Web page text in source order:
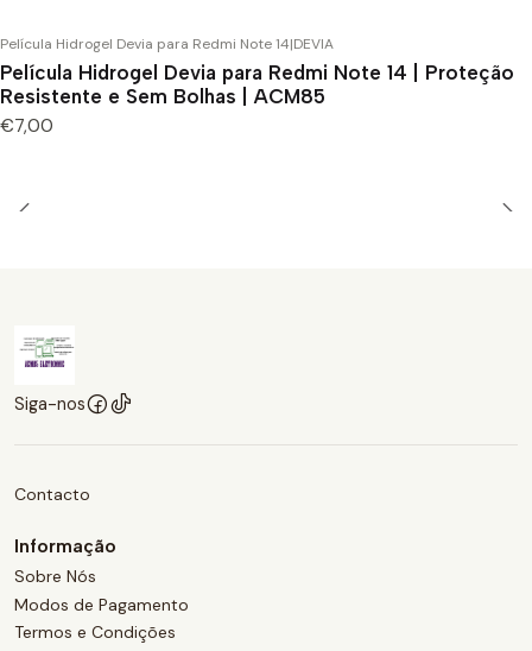
Película Hidrogel Devia para Redmi Note 14|DEVIA
Película Hidrogel Devia para Redmi Note 14 | Proteção
Resistente e Sem Bolhas | ACM85
€7,00
Siga-nos
Contacto
Informação
Sobre Nós
Modos de Pagamento
Termos e Condições